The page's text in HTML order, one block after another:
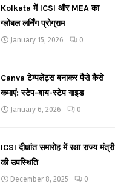
Kolkata में ICSI और MEA का
ग्लोबल लर्निंग प्रोग्राम
January 15, 2026 0
Canva टेम्पलेट्स बनाकर पैसे कैसे
कमाएं: स्टेप-बाय-स्टेप गाइड
January 6, 2026 0
ICSI दीक्षांत समारोह में रक्षा राज्य मंत्री
की उपस्थिति
December 8, 2025 0